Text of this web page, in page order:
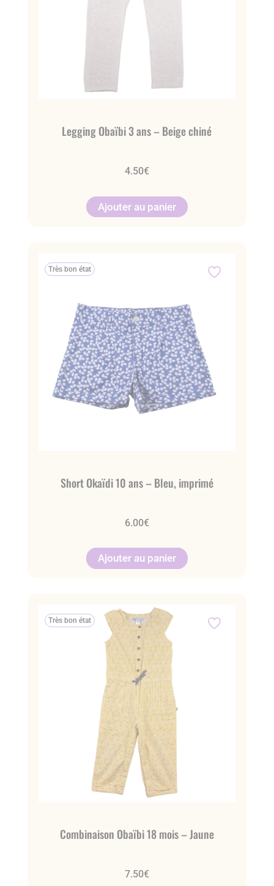
Legging Obaïbi 3 ans – Beige chiné
4.50€
Ajouter au panier
Très bon état
Short Okaïdi 10 ans – Bleu, imprimé
6.00€
Ajouter au panier
Très bon état
Combinaison Obaïbi 18 mois – Jaune
7.50€